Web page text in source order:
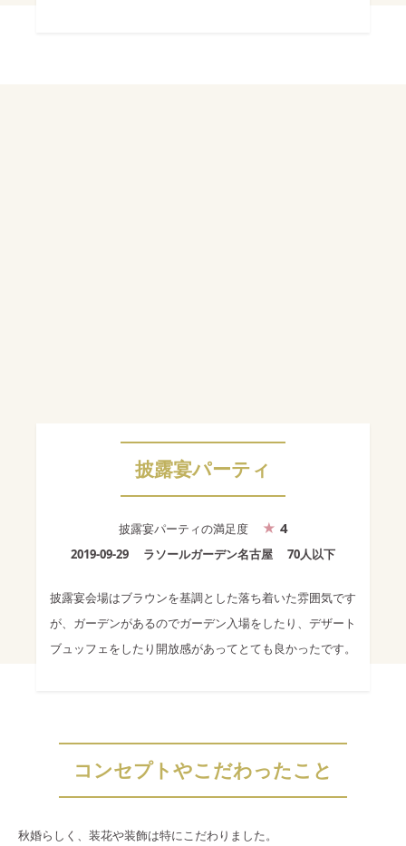
披露宴パーティ
披露宴パーティの満足度 4
2019-09-29 ラソールガーデン名古屋 70人以下
披露宴会場はブラウンを基調とした落ち着いた雰囲気です
が、ガーデンがあるのでガーデン入場をしたり、デザート
ブュッフェをしたり開放感があってとても良かったです。
コンセプトやこだわったこと
秋婚らしく、装花や装飾は特にこだわりました。